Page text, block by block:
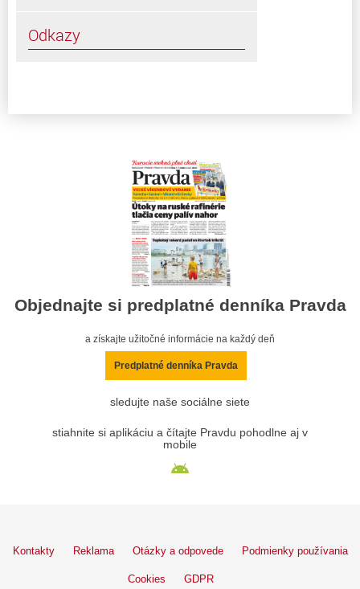
Odkazy
Objednajte si predplatné denníka Pravda
a získajte užitočné informácie na každý deň
Predplatné denníka Pravda
sledujte naše sociálne siete
stiahnite si aplikáciu a čítajte Pravdu pohodlne aj v
mobile
Kontakty Reklama Otázky a odpovede Podmienky používania
Cookies GDPR